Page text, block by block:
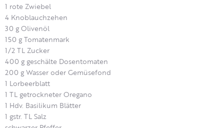
1 rote Zwiebel
4 Knoblauchzehen
30 g Olivenöl
150 g Tomatenmark
1/2 TL Zucker
400 g geschälte Dosentomaten
200 g Wasser oder Gemüsefond
1 Lorbeerblatt
1 TL getrockneter Oregano
1 Hdv. Basilikum Blätter
1 gstr. TL Salz